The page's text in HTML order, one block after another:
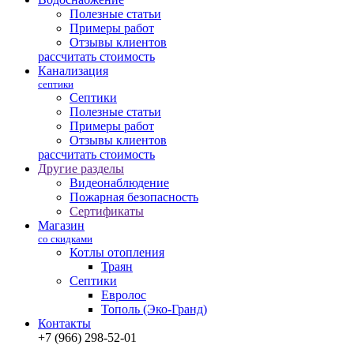
Полезные статьи
Примеры работ
Отзывы клиентов
рассчитать стоимость
Канализация
септики
Септики
Полезные статьи
Примеры работ
Отзывы клиентов
рассчитать стоимость
Другие разделы
Видеонаблюдение
Пожарная безопасность
Сертификаты
Магазин
со скидками
Котлы отопления
Траян
Септики
Евролос
Тополь (Эко-Гранд)
Контакты
+7 (966) 298-52-01